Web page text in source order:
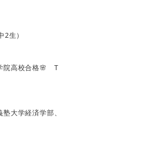
生）
院高校合格🌸 T
大学経済学部、